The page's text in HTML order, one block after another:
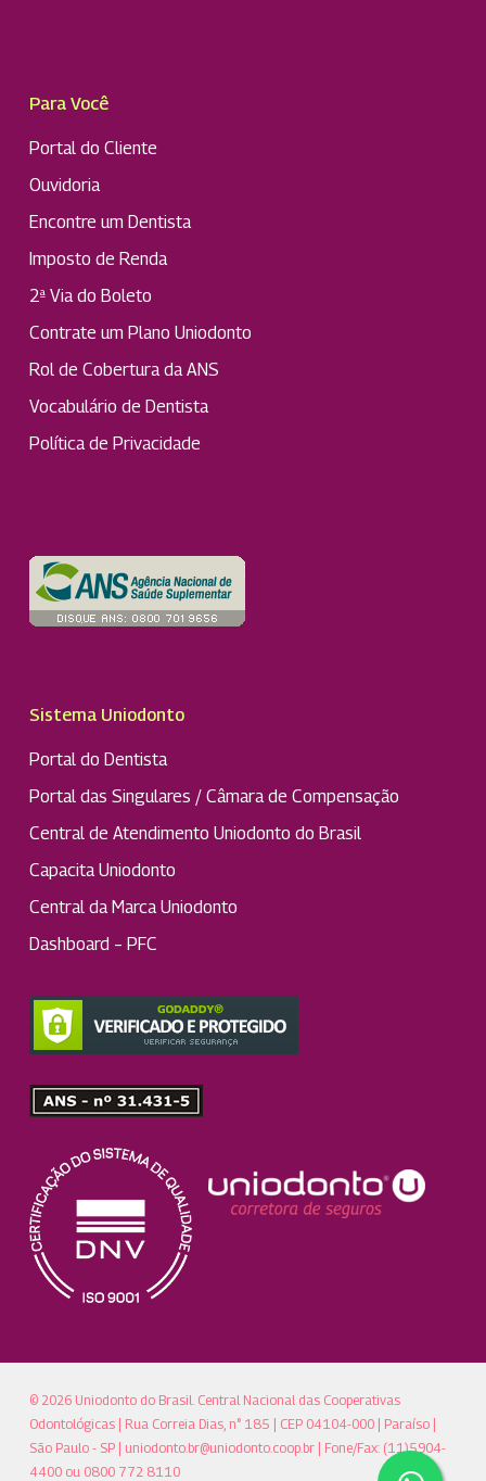
Para Você
Portal do Cliente
Ouvidoria
Encontre um Dentista
Imposto de Renda
2ª Via do Boleto
Contrate um Plano Uniodonto
Rol de Cobertura da ANS
Vocabulário de Dentista
Política de Privacidade
Sistema Uniodonto
Portal do Dentista
Portal das Singulares / Câmara de Compensação
Central de Atendimento Uniodonto do Brasil
Capacita Uniodonto
Central da Marca Uniodonto
Dashboard – PFC
© 2026 Uniodonto do Brasil. Central Nacional das Cooperativas
Odontológicas | Rua Correia Dias, n° 185 | CEP 04104-000 | Paraíso |
São Paulo - SP | uniodonto.br@uniodonto.coop.br| Fone/Fax: (11)5904-
4400 ou 0800 772 8110